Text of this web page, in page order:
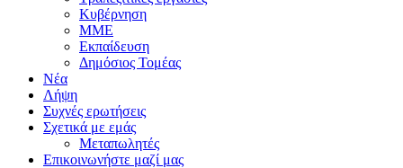
Κυβέρνηση
ΜΜΕ
Εκπαίδευση
Δημόσιος Τομέας
Νέα
Λήψη
Συχνές ερωτήσεις
Σχετικά με εμάς
Μεταπωλητές
Επικοινωνήστε μαζί μας